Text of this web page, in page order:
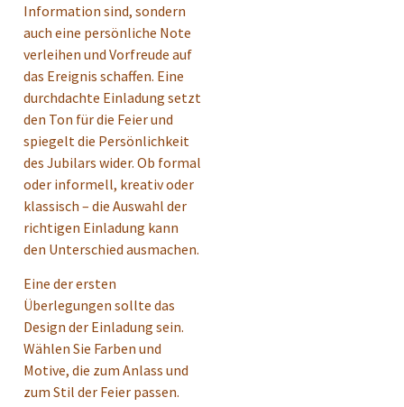
Information sind, sondern
auch eine persönliche Note
verleihen und Vorfreude auf
das Ereignis schaffen. Eine
durchdachte Einladung setzt
den Ton für die Feier und
spiegelt die Persönlichkeit
des Jubilars wider. Ob formal
oder informell, kreativ oder
klassisch – die Auswahl der
richtigen Einladung kann
den Unterschied ausmachen.
Eine der ersten
Überlegungen sollte das
Design der Einladung sein.
Wählen Sie Farben und
Motive, die zum Anlass und
zum Stil der Feier passen.